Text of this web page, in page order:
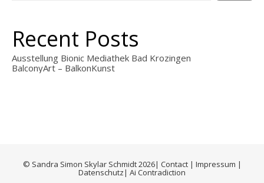
Recent Posts
Ausstellung Bionic Mediathek Bad Krozingen
BalconyArt – BalkonKunst
© Sandra Simon Skylar Schmidt 2026| Contact| Impressum |
Datenschutz| Ai Contradiction